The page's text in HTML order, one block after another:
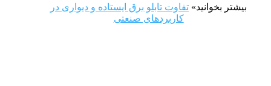
بیشتر بخوانید» تفاوت تابلو برق ایستاده و دیواری در
کاربردهای صنعتی